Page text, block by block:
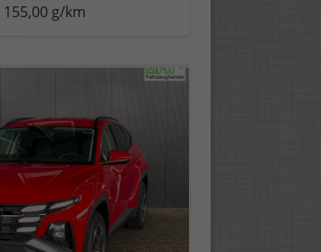
155,00 g/km